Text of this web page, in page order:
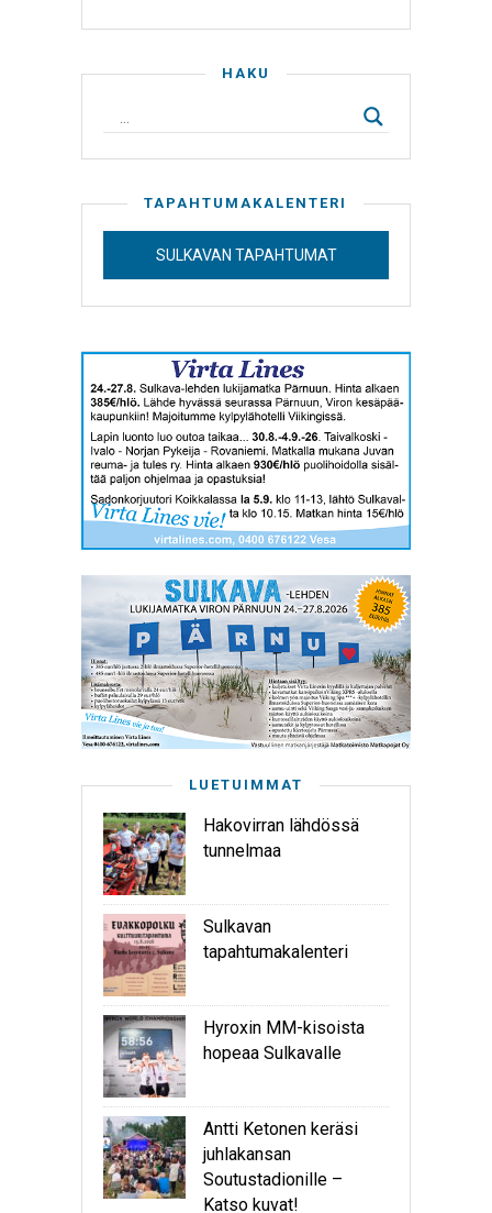
HAKU
TAPAHTUMAKALENTERI
SULKAVAN TAPAHTUMAT
LUETUIMMAT
Hakovirran lähdössä
tunnelmaa
Sulkavan
tapahtumakalenteri
Hyroxin MM-kisoista
hopeaa Sulkavalle
Antti Ketonen keräsi
juhlakansan
Soutustadionille –
Katso kuvat!